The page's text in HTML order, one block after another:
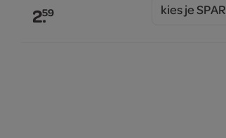
2.59 kies je SPAR